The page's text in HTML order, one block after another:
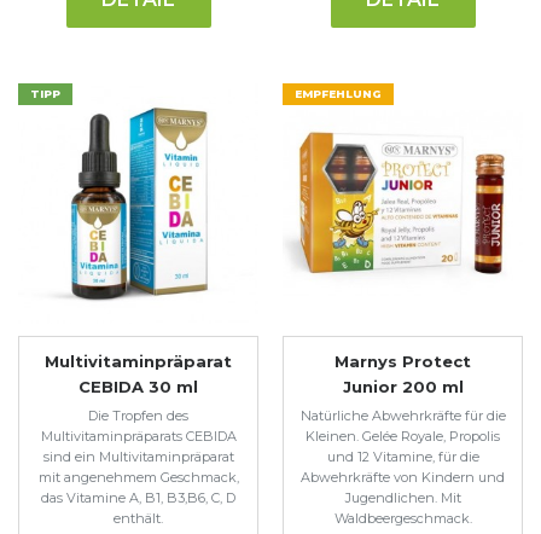
TIPP
Multivitaminpräparat
CEBIDA 30 ml
Die Tropfen des
Multivitaminpräparats CEBIDA
sind ein Multivitaminpräparat
mit angenehmem Geschmack,
das Vitamine A, B1, B3,B6, C, D
enthält.
EMPFEHLUNG
Marnys Protect
Junior 200 ml
Natürliche Abwehrkräfte für die
Kleinen. Gelée Royale, Propolis
und 12 Vitamine, für die
Abwehrkräfte von Kindern und
Jugendlichen. Mit
Waldbeergeschmack.